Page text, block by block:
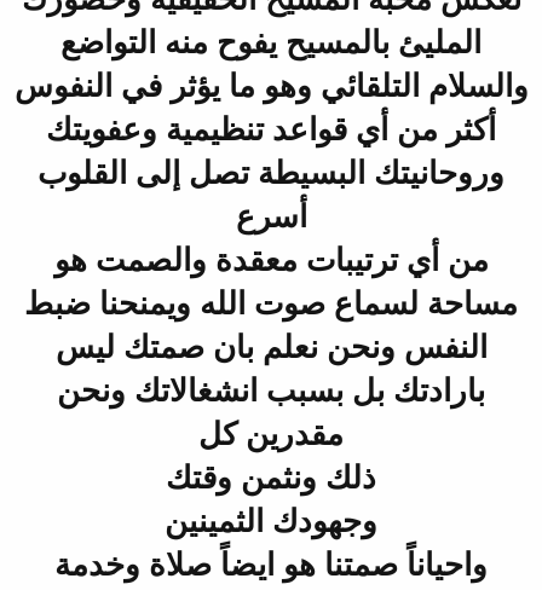
المليئ بالمسيح يفوح منه التواضع
والسلام التلقائي وهو ما يؤثر في النفوس
أكثر من أي قواعد تنظيمية وعفويتك
وروحانيتك البسيطة تصل إلى القلوب
أسرع
من أي ترتيبات معقدة والصمت هو
مساحة لسماع صوت الله ويمنحنا ضبط
النفس ونحن نعلم بان صمتك ليس
بارادتك بل بسبب انشغالاتك ونحن
مقدرين كل
ذلك ونثمن وقتك
وجهودك الثمينين
واحياناً صمتنا هو ايضاً صلاة وخدمة